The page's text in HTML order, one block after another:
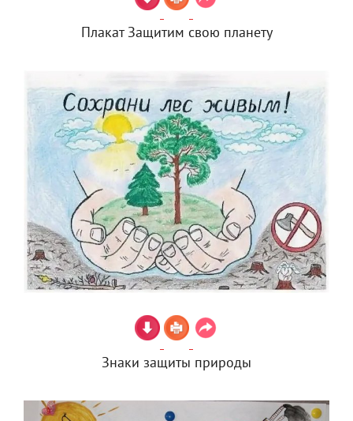
Плакат Защитим свою планету
Знаки защиты природы